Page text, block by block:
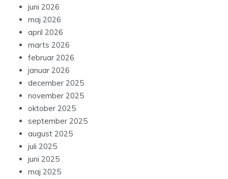
juni 2026
maj 2026
april 2026
marts 2026
februar 2026
januar 2026
december 2025
november 2025
oktober 2025
september 2025
august 2025
juli 2025
juni 2025
maj 2025